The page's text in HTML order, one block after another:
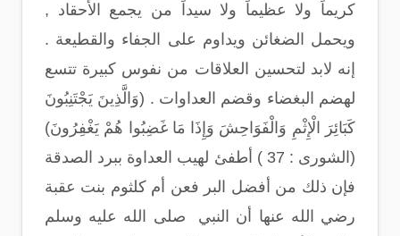
كريماً ولا عظيماً ولا سيداً من يجمع الأحقاد ,
ويحمل الضغائن ويداوم على الجفاء والقطيعة .
إنه لابد لتحسين العلاقات من نفوس كبيرة تتسع
لهضم البغضاء وقضم العداوات . (وَالَّذِينَ يَجْتَنِبُونَ
كَبَائِرَ الْإِثْمِ وَالْفَوَاحِشَ وَإِذَا مَا غَضِبُوا هُمْ يَغْفِرُونَ)
(الشورى : 37 ) أطفئ لهيب العداوة ببرد الصدقة
فإن ذلك من أفضل البر فعن أم كلثوم بنت عقبة
رضي الله عنها أن النبي صلى الله عليه وسلم